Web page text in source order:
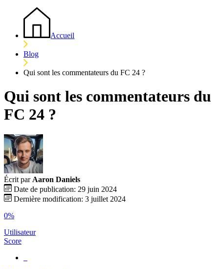
Accueil
Blog
Qui sont les commentateurs du FC 24 ?
Qui sont les commentateurs du
FC 24 ?
Écrit par Aaron Daniels
Date de publication: 29 juin 2024
Dernière modification: 3 juillet 2024
0%
Utilisateur
Score